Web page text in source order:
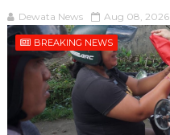
Dewata News Aug 08, 2026
BREAKING NEWS